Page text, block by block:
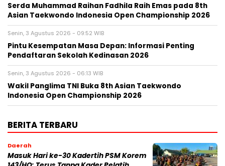
Serda Muhammad Raihan Fadhila Raih Emas pada 8th
Asian Taekwondo Indonesia Open Championship 2026
Senin, 3 Agustus 2026 - 09:52 WIB
Pintu Kesempatan Masa Depan: Informasi Penting
Pendaftaran Sekolah Kedinasan 2026
Senin, 3 Agustus 2026 - 06:13 WIB
Wakil Panglima TNI Buka 8th Asian Taekwondo
Indonesia Open Championship 2026
BERITA TERBARU
Daerah
Masuk Hari ke-30 Kadertih PSM Korem